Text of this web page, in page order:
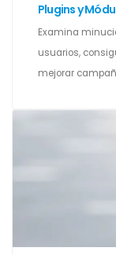
Plugins y
Examina
usuarios,
mejorar